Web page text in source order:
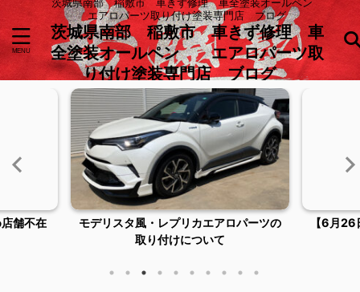
エアロパーツ取り付け塗装専門店 ブログ
茨城県南部 稲敷市 車きず修理 車
全塗装オールペン エアロパーツ取
り付け塗装専門店 ブログ
ーツの
【6月26日臨時休業およびご来店につい
てのお知らせ】
稲敷市